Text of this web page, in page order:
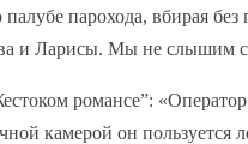
парохода, вбирая
и Ларисы. Мы не слышим
романсе”:
камерой он пользуется